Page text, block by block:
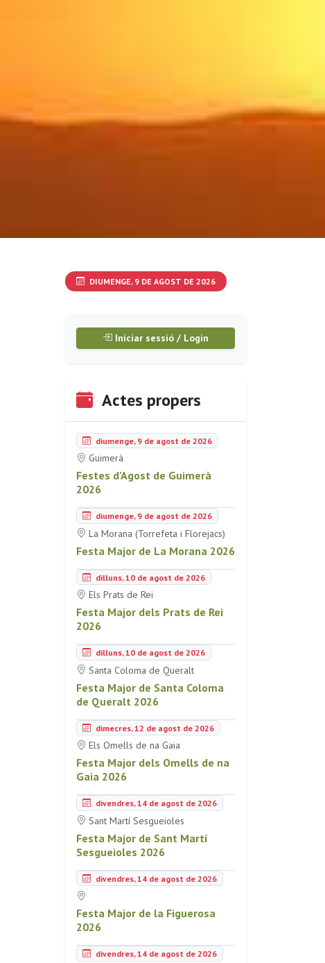
DIUMENGE, 9 DE AGOST DE 2026
Iniciar sessió / Login
Actes propers
diumenge, 9 de agost de 2026
Guimerà
Festes d'Agost de Guimerà
2026
diumenge, 9 de agost de 2026
La Morana (Torrefeta i Florejacs)
Festa Major de La Morana 2026
dilluns, 10 de agost de 2026
Els Prats de Rei
Festa Major dels Prats de Rei
2026
dilluns, 10 de agost de 2026
Santa Coloma de Queralt
Festa Major de Santa Coloma
de Queralt 2026
dimecres, 12 de agost de 2026
Els Omells de na Gaia
Festa Major dels Omells de na
Gaia 2026
divendres, 14 de agost de 2026
Sant Martí Sesgueioles
Festa Major de Sant Martí
Sesgueioles 2026
divendres, 14 de agost de 2026
Festa Major de la Figuerosa
2026
divendres, 14 de agost de 2026